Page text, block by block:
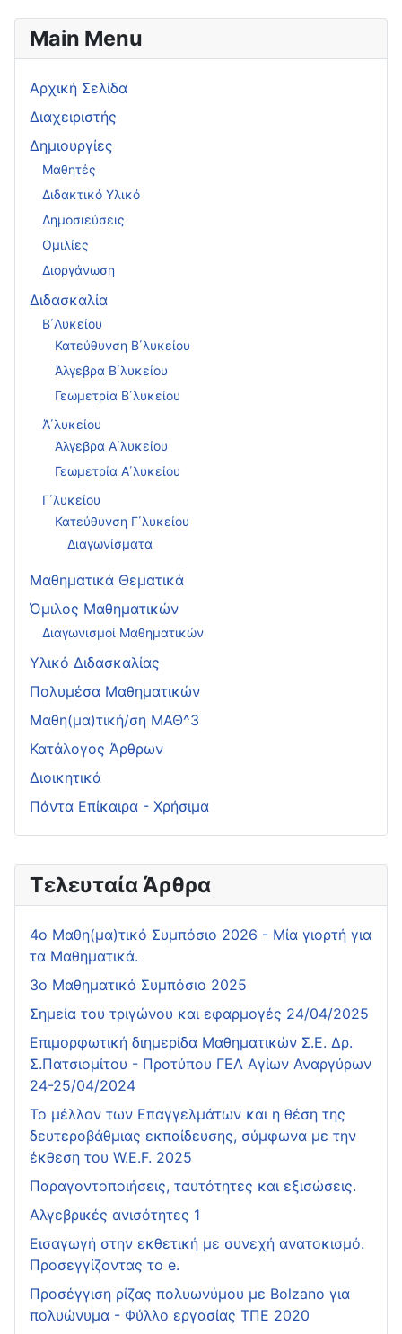
Τελευταία Άρθρα
4o Μαθη(μα)τικό Συμπόσιο 2026 - Μία γιορτή για
τα Μαθηματικά.
3ο Μαθηματικό Συμπόσιο 2025
Σημεία του τριγώνου και εφαρμογές 24/04/2025
Επιμορφωτική διημερίδα Μαθηματικών Σ.Ε. Δρ.
Σ.Πατσιομίτου - Προτύπου ΓΕΛ Αγίων Αναργύρων
24-25/04/2024
Το μέλλον των Επαγγελμάτων και η θέση της
δευτεροβάθμιας εκπαίδευσης, σύμφωνα με την
έκθεση του W.E.F. 2025
Παραγοντοποιήσεις, ταυτότητες και εξισώσεις.
Αλγεβρικές ανισότητες 1
Εισαγωγή στην εκθετική με συνεχή ανατοκισμό.
Προσεγγίζοντας το e.
Προσέγγιση ρίζας πολυωνύμου με Bolzano για
πολυώνυμα - Φύλλο εργασίας ΤΠΕ 2020
Main Menu
Αρχική Σελίδα
Διαχειριστής
Δημιουργίες
Μαθητές
Διδακτικό Υλικό
Δημοσιεύσεις
Ομιλίες
Διοργάνωση
Διδασκαλία
Β΄Λυκείου
Κατεύθυνση Β΄λυκείου
Άλγεβρα Β΄λυκείου
Γεωμετρία Β΄λυκείου
Ά΄λυκείου
Άλγεβρα Α΄λυκείου
Γεωμετρία Α΄λυκείου
Γ΄λυκείου
Κατεύθυνση Γ΄λυκείου
Διαγωνίσματα
Μαθηματικά Θεματικά
Όμιλος Μαθηματικών
Διαγωνισμοί Μαθηματικών
Υλικό Διδασκαλίας
Πολυμέσα Μαθηματικών
Μαθη(μα)τική/ση ΜΑΘ^3
Κατάλογος Άρθρων
Διοικητικά
Πάντα Επίκαιρα - Χρήσιμα